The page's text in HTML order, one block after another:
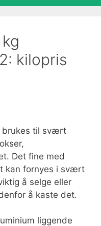
kilopris
brukes til svært
Det fine med
kan fornyes i svært
å selge eller
å kaste det.
liggende